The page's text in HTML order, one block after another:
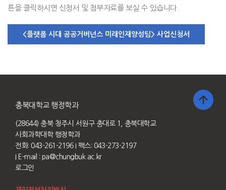
튼을 클릭하시면 신청서 및 첨부자료를 보실 수 있습니다.
충북대학교 행정학과
(28644) 충북 청주시 서원구 충대로 1, 충북대학교
사회과학대학 행정학과
전화: 043-261-2196 I 팩스: 043-273-2197
I E-mail : pa@chungbuk.ac.kr
로그인